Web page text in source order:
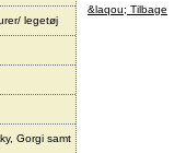
legetøj
Gorgi samt
&laqou; Tilbage